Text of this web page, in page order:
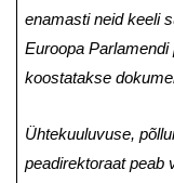
enamasti neid keeli
Euroopa Parlamendi
koostatakse
Ühtekuuluvuse,
peadirektoraat peab